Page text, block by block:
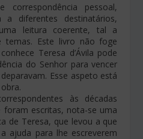
correspondência pessoal,
a diferentes destinatários,
leitura coerente, tal a
temas. Este livro não foge
Teresa d’Ávila pode
do Senhor para vencer
Esse aspeto está
às décadas
escritas, nota-se uma
de Teresa, que levou a que
ajuda para lhe escreverem